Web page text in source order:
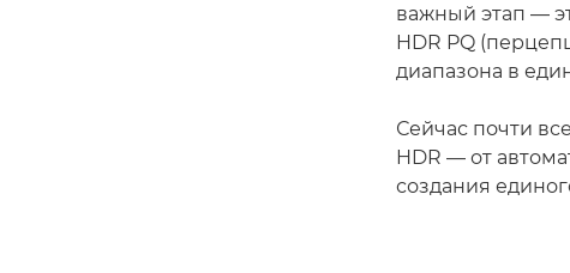
важный этап —
HDR PQ
диапазона в
Сейчас почти
HDR — от
создания